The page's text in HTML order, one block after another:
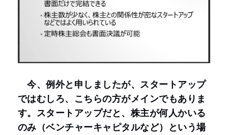
今、例外と申しましたが、スタートアップ
ではむしろ、こちらの方がメインでもありま
す。スタートアップだと、株主が何人かいる
のみ（ベンチャーキャピタルなど）という場